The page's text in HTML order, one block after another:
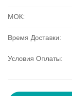
МОК:
Время Доставки:
Условия Оплаты: